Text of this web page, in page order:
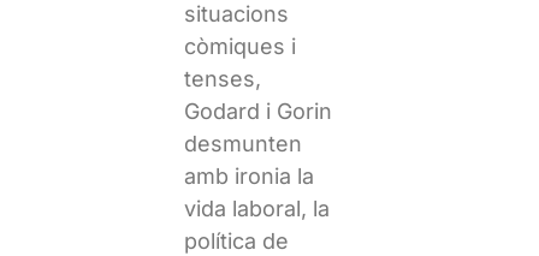
situacions
còmiques i
tenses,
Godard i Gorin
desmunten
amb ironia la
vida laboral, la
política de